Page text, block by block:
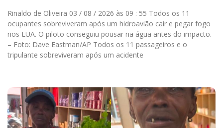
Rinaldo de Oliveira 03 / 08 / 2026 às 09 : 55 Todos os 11
ocupantes sobreviveram após um hidroavião cair e pegar fogo
nos EUA. O piloto conseguiu pousar na água antes do impacto.
– Foto: Dave Eastman/AP Todos os 11 passageiros e o
tripulante sobreviveram após um acidente